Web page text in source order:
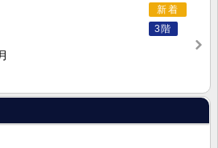
新着
3階